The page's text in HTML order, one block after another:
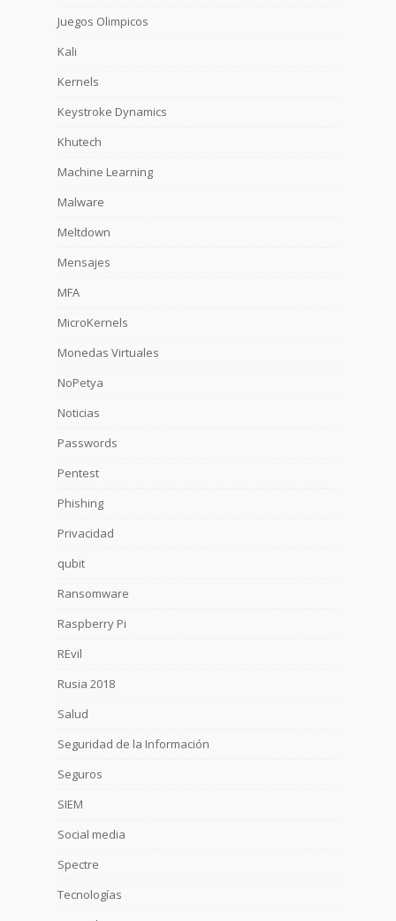
Juegos Olimpicos
Kali
Kernels
Keystroke Dynamics
Khutech
Machine Learning
Malware
Meltdown
Mensajes
MFA
MicroKernels
Monedas Virtuales
NoPetya
Noticias
Passwords
Pentest
Phishing
Privacidad
qubit
Ransomware
Raspberry Pi
REvil
Rusia 2018
Salud
Seguridad de la Información
Seguros
SIEM
Social media
Spectre
Tecnologías